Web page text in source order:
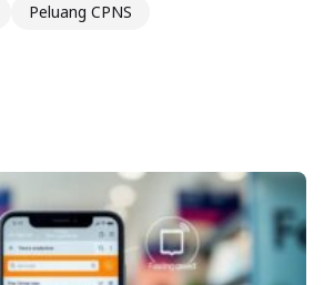
Peluang CPNS